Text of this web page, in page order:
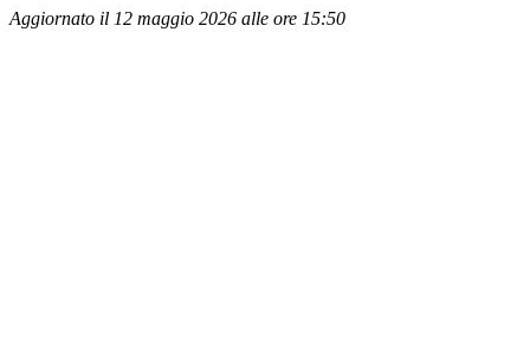
Aggiornato il 12 maggio 2026 alle ore 15:50